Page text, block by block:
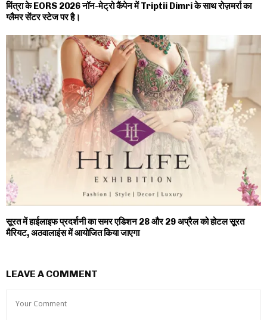
मिंत्रा के EORS 2026 नॉन-मेट्रो कैंपेन में Triptii Dimri के साथ रोज़मर्रा का
ग्लैमर सेंटर स्टेज पर है।
सूरत में हाईलाइफ प्रदर्शनी का समर एडिशन 28 और 29 अप्रैल को होटल सूरत
मैरियट, अठवालाइंस में आयोजित किया जाएगा
LEAVE A COMMENT